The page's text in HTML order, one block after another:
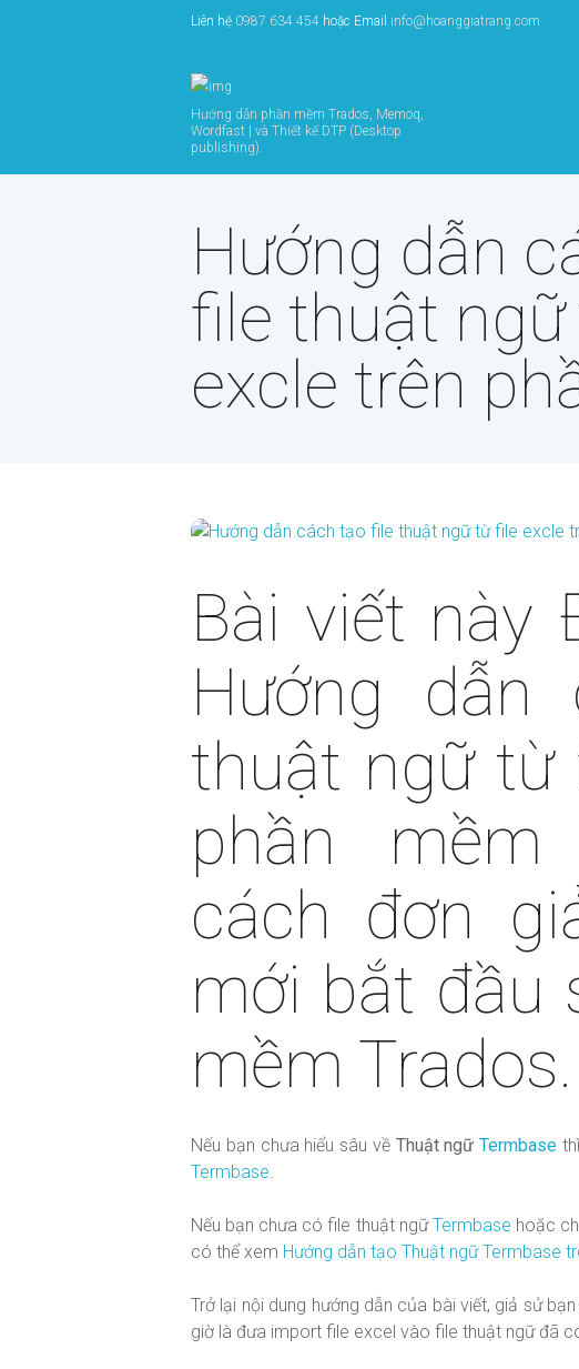
Liên hệ 0987 634 454 hoặc Email info@hoanggiatrang.com
Hướng dẫn phần mềm Trados, Memoq,
Wordfast | và Thiết kế DTP (Desktop
publishing).
Hướng dẫn
file thuật
excle trên
Bài viết này
Hướng dẫn
thuật ngữ từ
phần
cách đơn
mới bắt đầu
mềm Trados.
Nếu bạn chưa hiểu sâu về Thuật ngữ Termbase
Termbase.
Nếu bạn chưa có file thuật ngữTermbase hoặc
có thể xem Hướng dẫn tạo Thuật ngữ Termbase
Trở lại nội dung hướng dẫn của bài viết, giả sử
giờ là đưa import file excel vào file thuật ngữ đã